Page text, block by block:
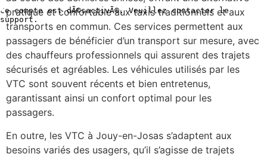
pratique et confortable aux taxis traditionnels et aux
transports en commun. Ces services permettent aux
passagers de bénéficier d’un transport sur mesure, avec
des chauffeurs professionnels qui assurent des trajets
sécurisés et agréables. Les véhicules utilisés par les
VTC sont souvent récents et bien entretenus,
garantissant ainsi un confort optimal pour les
passagers.
En outre, les VTC à Jouy-en-Josas s’adaptent aux
besoins variés des usagers, qu’il s’agisse de trajets